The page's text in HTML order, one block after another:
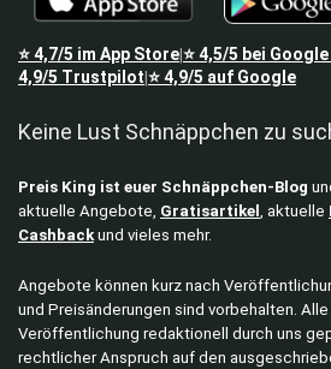
⭐4,7/5 im App Store⭐4,5/5 bei
4,9/5 Trustpilot ⭐4,9/5 auf Google
Keine Lust Schnäppchen zu
Preis King ist euer Schnäppchen-Blog
aktuelle Angebote, Gratisartikel , aktuelle
Cashbackund vieles mehr.
Angebote können kurz nach
und Preisänderungen sind vorbehalten.
Veröffentlichung redaktionell durch uns
rechtlicher Anspruch auf den